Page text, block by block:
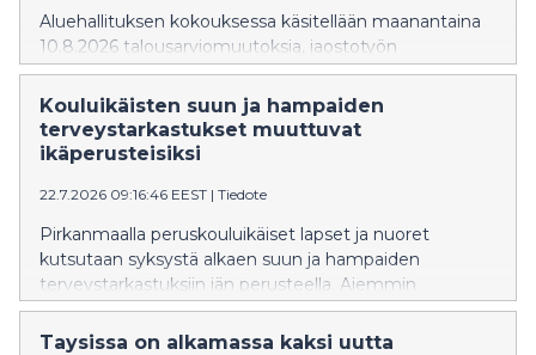
Aluehallituksen kokouksessa käsitellään maanantaina
10.8.2026 talousarviomuutoksia, jaostotyön
kehittämistä, ensi vuoden kokousaikatauluja sekä
Sastamalan Kiikassa sijaitsevan Niittyvillan ýhteisöllisen
asumisyksikön lakkauttamista.
Kouluikäisten suun ja hampaiden
terveystarkastukset muuttuvat
ikäperusteisiksi
22.7.2026 09:16:46 EEST | Tiedote
Pirkanmaalla peruskouluikäiset lapset ja nuoret
kutsutaan syksystä alkaen suun ja hampaiden
terveystarkastuksiin iän perusteella. Aiemmin
tarkastukset on järjestetty luokkavuosien mukaan.
Muutos johtuu valtioneuvoston uudesta
Taysissa on alkamassa kaksi uutta